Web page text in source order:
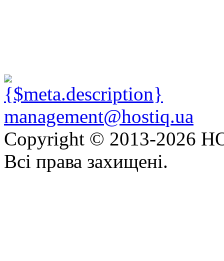
management@hostiq.ua
Copyright © 2013-2026
Всі права захищені.